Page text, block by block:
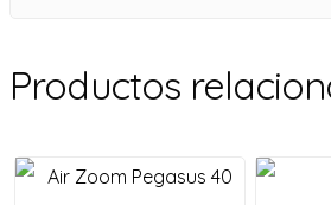
Productos